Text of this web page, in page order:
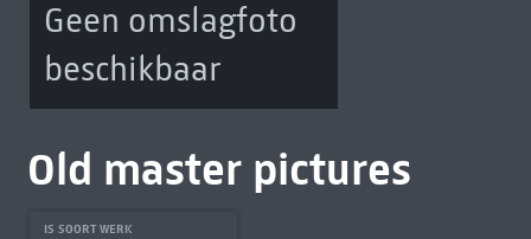
Geen omslagfoto
beschikbaar
Old master pictures
IS SOORT WERK